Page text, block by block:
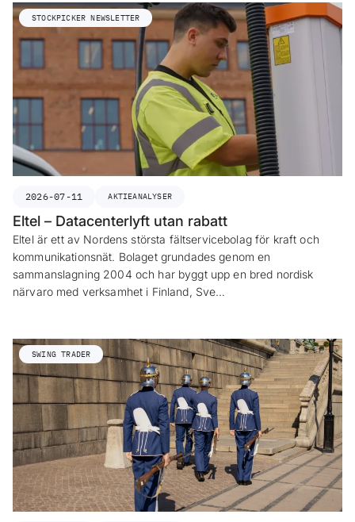
STOCKPICKER NEWSLETTER
2026-07-11 AKTIEANALYSER
Eltel – Datacenterlyft utan rabatt
Eltel är ett av Nordens största fältservicebolag för kraft och
kommunikationsnät. Bolaget grundades genom en
sammanslagning 2004 och har byggt upp en bred nordisk
närvaro med verksamhet i Finland, Sve…
SWING TRADER